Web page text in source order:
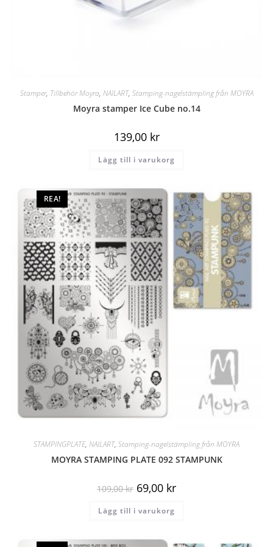
Följ oss på Facebook
Denna webbshop erbjuder
Moyra professionella nagel stämpelplattor och tillbehör,
nagellack, nagelvård, UV / LED-färg gel, akrylfärger, arkiv,
klistermärken, samt borstar och penslar, men även
akrylfärger och mycket mer.
Stamper, Tillbehör Moyra, NAILART, Stamping-nagelstämpling från MOYRA
Moyra stamper Ice Cube no.14
139,00 kr
Lägg till i varukorg
REA!
STAMPINGPLATE, NAILART, Stamping-nagelstämpling från MOYRA
MOYRA STAMPING PLATE 092 STAMPUNK
109,00kr 69,00 kr
Lägg till i varukorg